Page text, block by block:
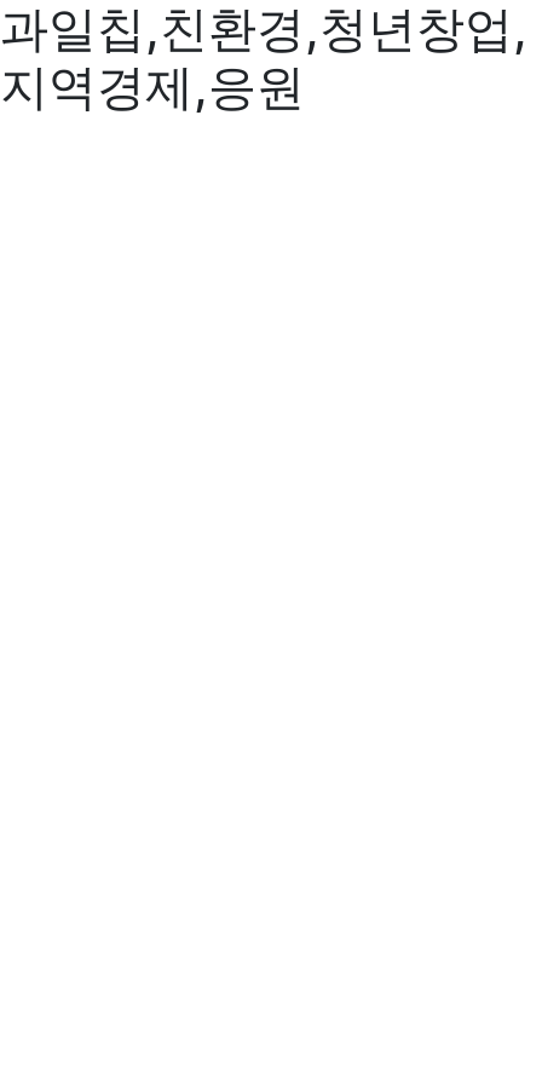
과일칩,친환경,청년창업,
지역경제,응원